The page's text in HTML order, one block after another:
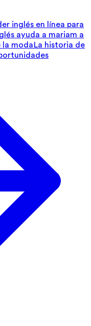
inglés en línea para
ayuda a mariam a
la modaLa historia de